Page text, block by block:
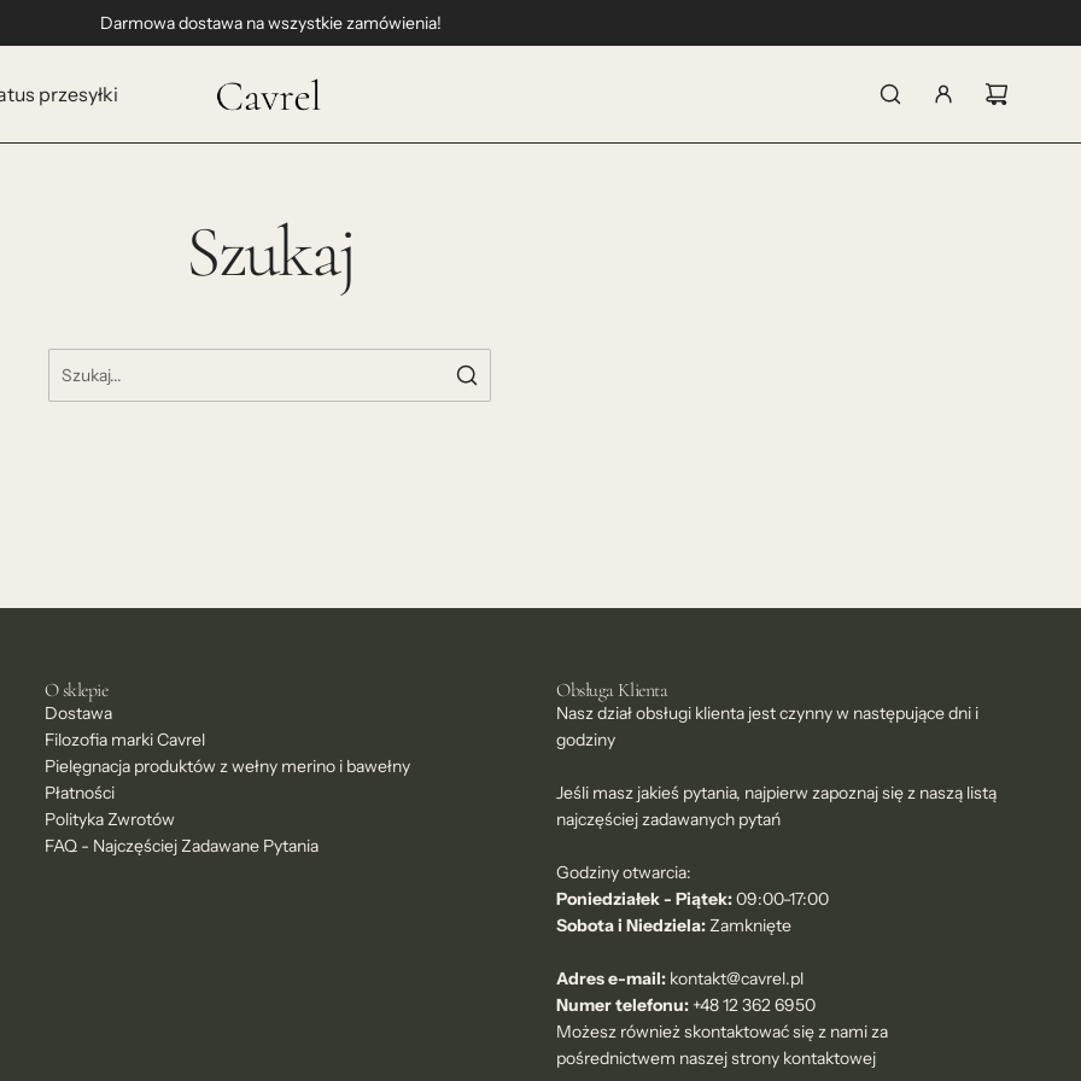
Darmowa dostawa na wszystkie zamówienia!
przesyłki
Szukaj
O sklepie
Dostawa
Filozofia marki Cavrel
Pielęgnacja produktów z wełny merino i bawełny
Płatności
Polityka Zwrotów
FAQ - Najczęściej Zadawane Pytania
Obsługa Klienta
Nasz dział obsługi klienta jest czynny w następujące dni i
godziny
Jeśli masz jakieś pytania, najpierw zapoznaj się z naszą listą
najczęściej zadawanych pytań
Godziny otwarcia:
Poniedziałek - Piątek:09:00-17:00
Sobota i Niedziela:Zamknięte
Adres e-mail: kontakt@cavrel.pl
Numer telefonu: +48 12 362 6950
Możesz również skontaktować się z nami za
pośrednictwem naszejstrony kontaktowej